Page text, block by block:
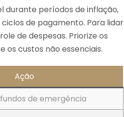
durante períodos de inflação,
de pagamento. Para lidar
de despesas. Priorize os
custos não essenciais.
Ação
de emergência